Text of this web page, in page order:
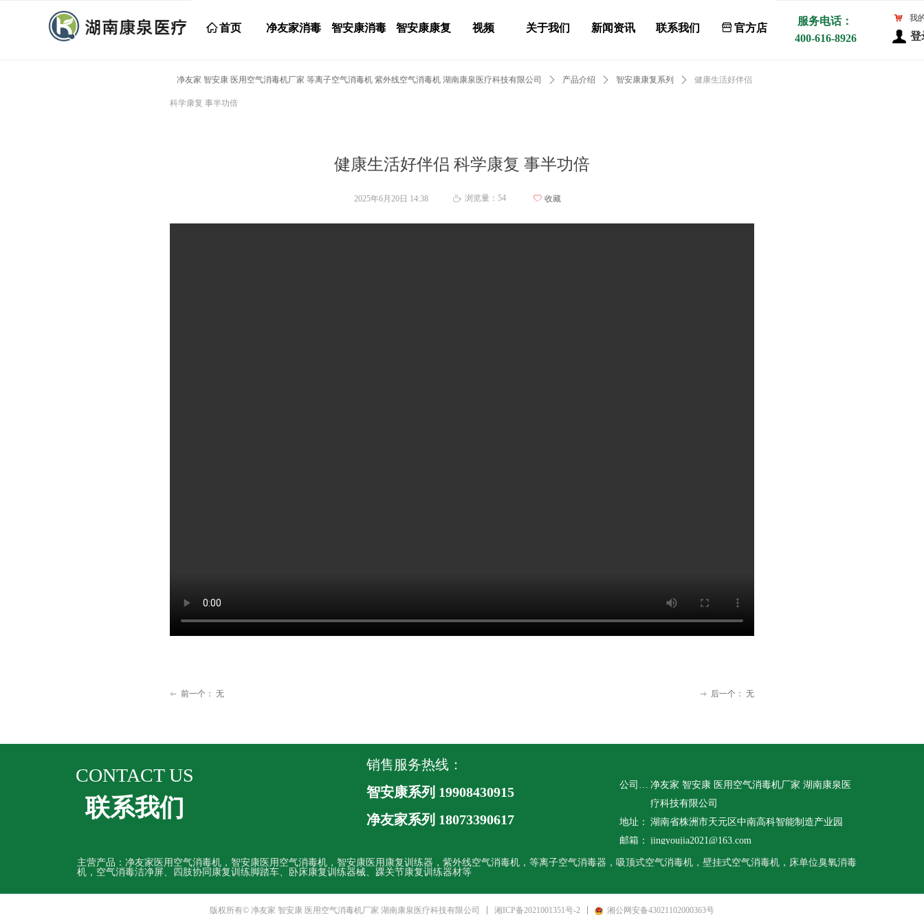
ꀇ 首页 净友家消毒 智安康消毒 智安康康复 视频 关于我们 新闻资讯 联系我们 ꀰ 官方店
登
服务电话：
400-616-8926
낙 我
健康生活好伴侣 科学康复 事半功倍
净友家 智安康 医用空气消毒机厂家 等离子空气消毒机 紫外线空气消毒机 湖南康泉医疗科技有限公司 ꄲ 产品介绍 ꄲ 智安康康复系列 ꄲ 健康生活好伴侣
科学康复 事半功倍
2025年6月20日 14:38 ꄘ 浏览量： 54 ꄀ 收藏
ꂃ 前一个： 无 ꁹ 后一个： 无
销售服务热线：
智安康系列 19908430915
净友家系列 18073390617
CONTACT US
联系我们
公司名称： 净友家 智安康 医用空气消毒机厂家 湖南康泉医
疗科技有限公司
地址： 湖南省株洲市天元区中南高科智能制造产业园
邮箱： jingyoujia2021@163.com
主营产品：净友家医用空气消毒机，智安康医用空气消毒机，智安康医用康复训练器，紫外线空气消毒机，等离子空气消毒器，吸顶式空气消毒机，壁挂式空气消毒机，床单位臭氧消毒
机，空气消毒洁净屏、四肢协同康复训练脚踏车、卧床康复训练器械、踝关节康复训练器材等
版权所有© 净友家 智安康 医用空气消毒机厂家 湖南康泉医疗科技有限公司 湘ICP备2021001351号-2 湘公网安备43021102000363号